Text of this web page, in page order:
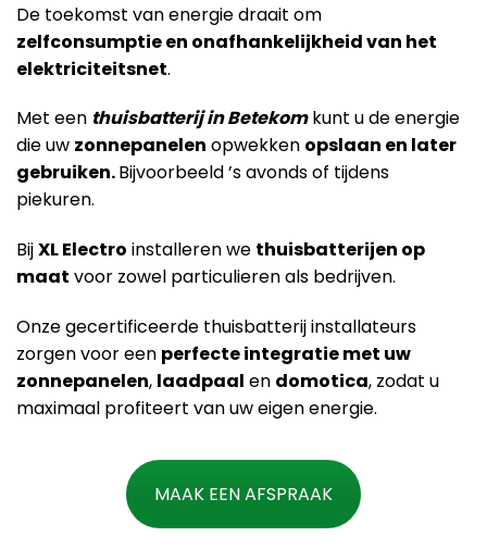
De toekomst van energie draait om
zelfconsumptie en onafhankelijkheid van het
elektriciteitsnet.
Met een thuisbatterij in Betekomkunt u de energie
die uw zonnepanelen opwekken opslaan en later
gebruiken.Bijvoorbeeld ’s avonds of tijdens
piekuren.
BijXL Electro installeren we thuisbatterijen op
maat voor zowel particulieren als bedrijven.
Onze gecertificeerde thuisbatterij installateurs
zorgen voor een perfecte integratie met uw
zonnepanelen, laadpaal en domotica, zodat u
maximaal profiteert van uw eigen energie.
MAAK EEN AFSPRAAK